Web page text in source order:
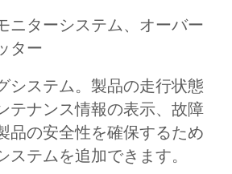
ニターシステム、オーバー
ター
システム。製品の走行状態
テナンス情報の表示、故障
品の安全性を確保するため
ステムを追加できます。